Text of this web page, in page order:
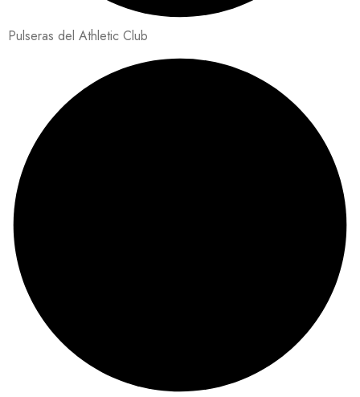
Pulseras del Athletic Club